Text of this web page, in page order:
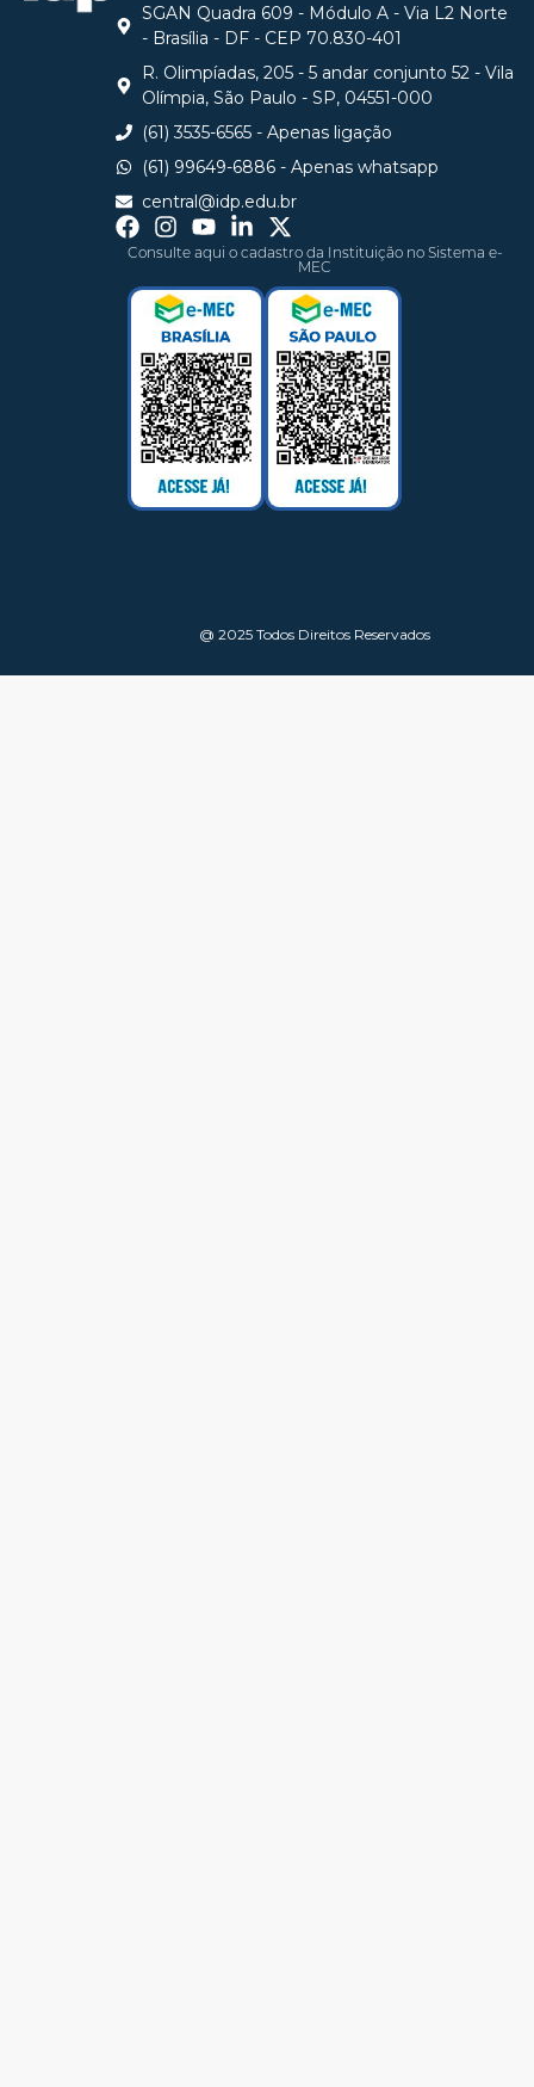
SGAN Quadra 609 - Módulo A - Via L2 Norte
- Brasília - DF - CEP 70.830-401
R. Olimpíadas, 205 - 5 andar conjunto 52 - Vila
Olímpia, São Paulo - SP, 04551-000
(61) 3535-6565 - Apenas ligação
(61) 99649-6886 - Apenas whatsapp
central@idp.edu.br
Consulte aqui o cadastro da Instituição no Sistema e-
MEC
@ 2025 Todos Direitos Reservados